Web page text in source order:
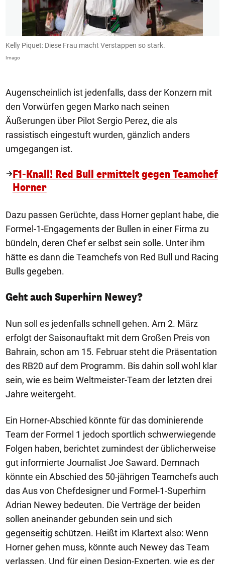
Kelly Piquet: Diese Frau macht Verstappen so stark.
Imago
Augenscheinlich ist jedenfalls, dass der Konzern mit
den Vorwürfen gegen Marko nach seinen
Äußerungen über Pilot Sergio Perez, die als
rassistisch eingestuft wurden, gänzlich anders
umgegangen ist.
F1-Knall! Red Bull ermittelt gegen Teamchef
Horner
Dazu passen Gerüchte, dass Horner geplant habe, die
Formel-1-Engagements der Bullen in einer Firma zu
bündeln, deren Chef er selbst sein solle. Unter ihm
hätte es dann die Teamchefs von Red Bull und Racing
Bulls gegeben.
Geht auch Superhirn Newey?
Nun soll es jedenfalls schnell gehen. Am 2. März
erfolgt der Saisonauftakt mit dem Großen Preis von
Bahrain, schon am 15. Februar steht die Präsentation
des RB20 auf dem Programm. Bis dahin soll wohl klar
sein, wie es beim Weltmeister-Team der letzten drei
Jahre weitergeht.
Ein Horner-Abschied könnte für das dominierende
Team der Formel 1 jedoch sportlich schwerwiegende
Folgen haben, berichtet zumindest der üblicherweise
gut informierte Journalist Joe Saward. Demnach
könnte ein Abschied des 50-jährigen Teamchefs auch
das Aus von Chefdesigner und Formel-1-Superhirn
Adrian Newey bedeuten. Die Verträge der beiden
sollen aneinander gebunden sein und sich
gegenseitig schützen. Heißt im Klartext also: Wenn
Horner gehen muss, könnte auch Newey das Team
verlassen. Und für einen Design-Experten, wie es der